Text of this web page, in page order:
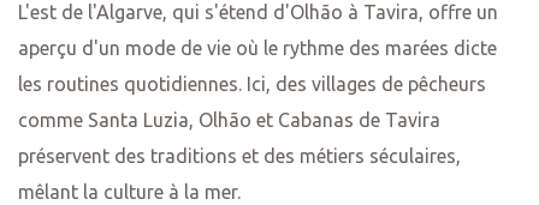
L'est de l'Algarve, qui s'étend d'Olhão à Tavira, offre un
aperçu d'un mode de vie où le rythme des marées dicte
les routines quotidiennes. Ici, des villages de pêcheurs
comme Santa Luzia, Olhão et Cabanas de Tavira
préservent des traditions et des métiers séculaires,
mêlant la culture à la mer.